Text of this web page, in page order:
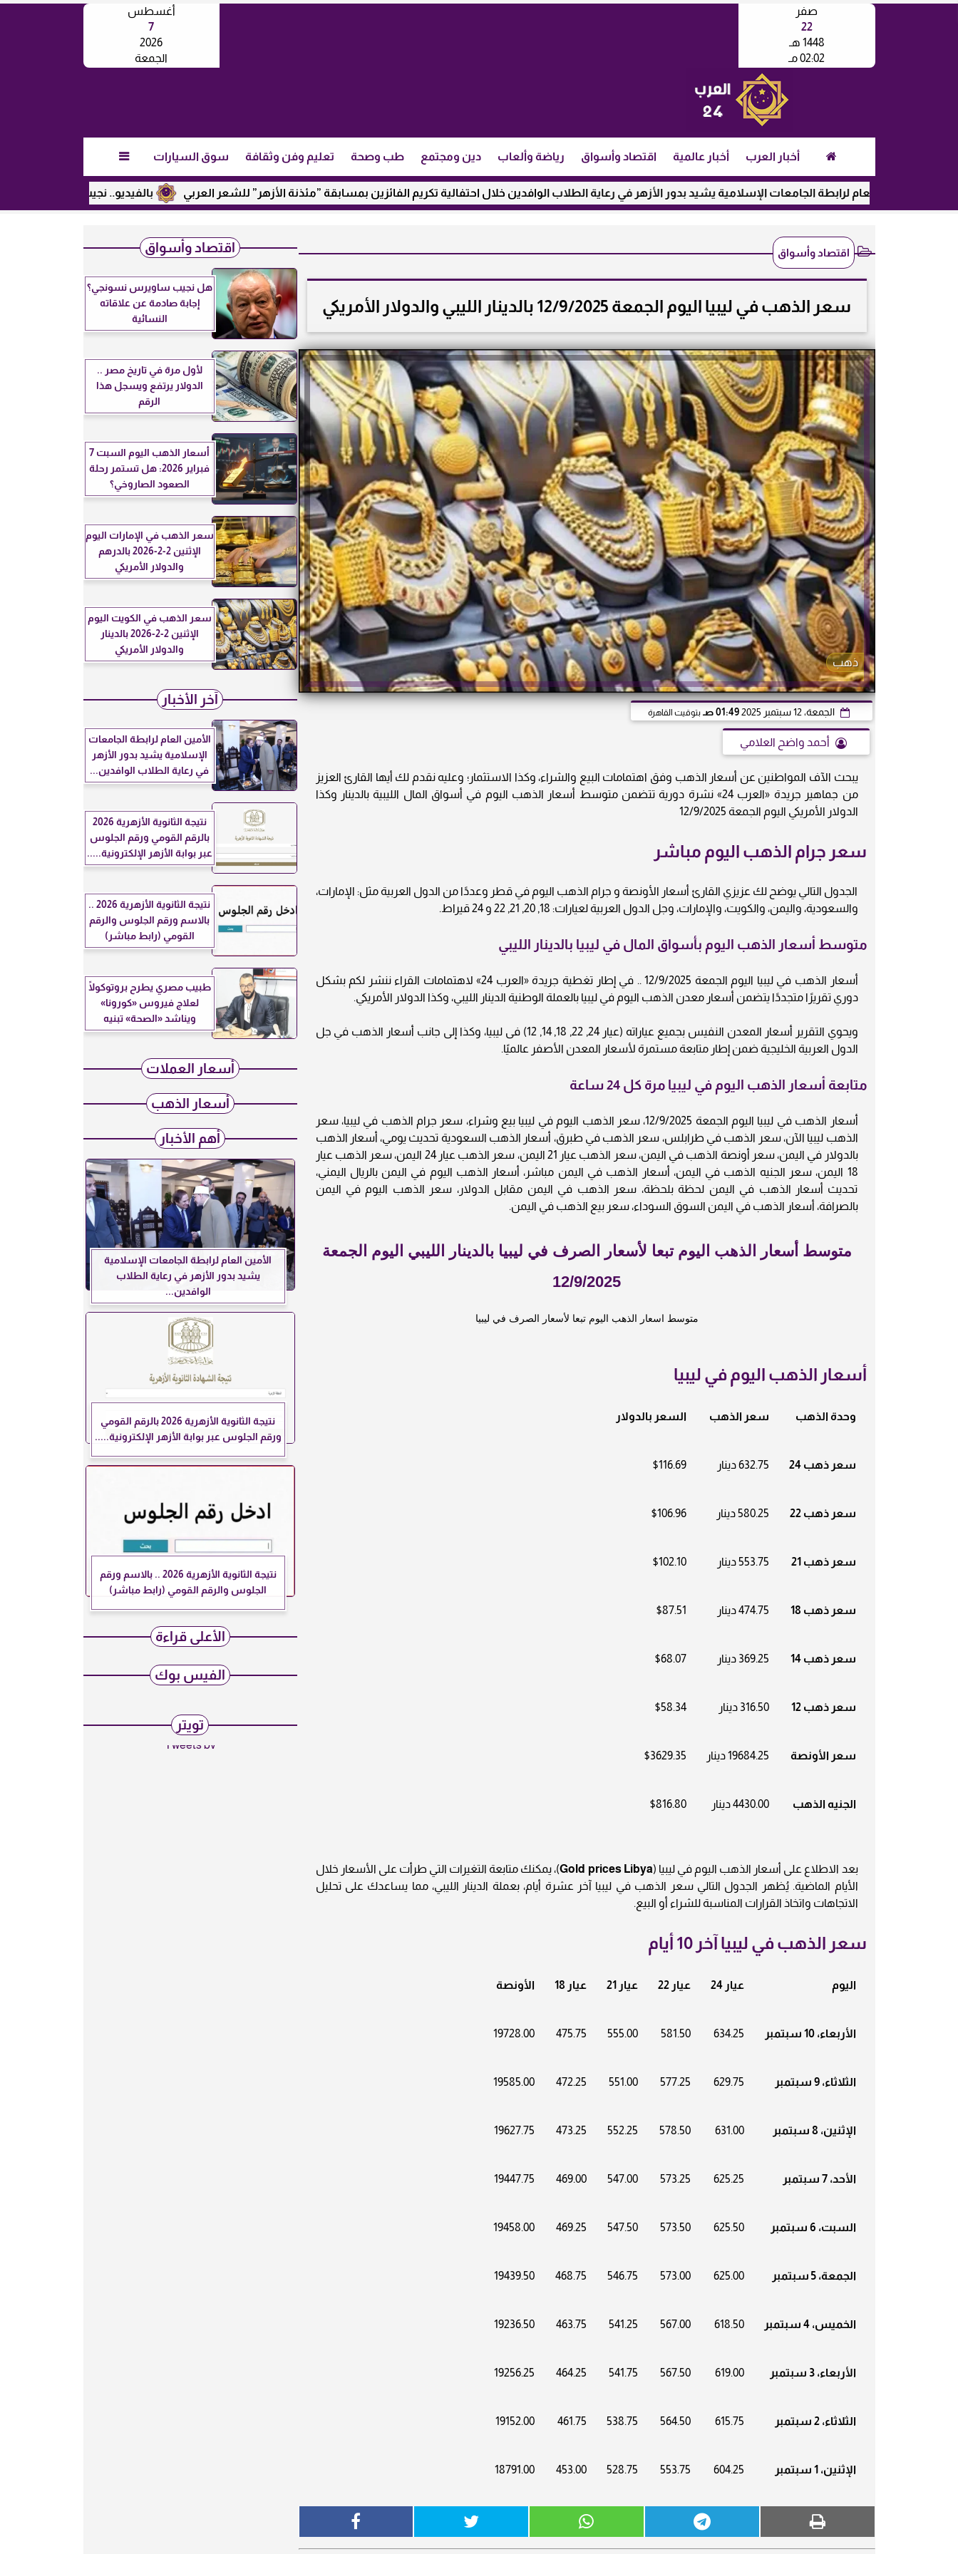
أغسطس
7
2026
الجمعة
صفر
22
1448 هـ
02:02 مـ
أخبار العرب أخبار عالمية اقتصاد وأسواق رياضة وألعاب دين ومجتمع طب وصحة تعليم وفن وثقافة سوق السيارات 
بالفيديو.. نجيب ساويرس يكشف عن رأيه في العام لرابطة الجامعات الإسلامية يشيد بدور الأزهر في رعاية الطلاب الوافدين خلال احتفالية تكريم الفائزين بمسابقة ”مئذنة الأزهر” للشعر العربي
اقتصاد وأسواق
سعر الذهب في ليبيا اليوم الجمعة 12/9/2025 بالدينار الليبي والدولار الأمريكي
ذهب
الجمعة، 12 سبتمبر 2025 01:49 صـ بتوقيت القاهرة
أحمد واضح العلامي
يبحث الآف المواطنين عن أسعار الذهب وفق اهتمامات البيع والشراء، وكذا الاستثمار؛ وعليه نقدم لك أيها القارئ العزيز
من جماهير جريدة «العرب 24» نشرة دورية تتضمن متوسط أسعار الذهب اليوم في أسواق المال الليبية بالدينار وكذا
الدولار الأمريكي اليوم الجمعة 12/9/2025
سعر جرام الذهب اليوم مباشر
الجدول التالي يوضح لك عزيزي القارئ أسعار الأونصة و جرام الذهب اليوم في قطر وعددًا من الدول العربية مثل: الإمارات،
والسعودية، واليمن، والكويت، والإمارات، وجل الدول العربية لعيارات: 18, 20, 21, 22 و 24 قيراط.
متوسط أسعار الذهب اليوم بأسواق المال في ليبيا بالدينار الليبي
أسعار الذهب في ليبيا اليوم الجمعة 12/9/2025 .. في إطار تغطية جريدة «العرب 24» لاهتمامات القراء ننشر لكم بشكل
دوري تقريرًا متجددًا يتضمن أسعار معدن الذهب اليوم في ليبيا بالعملة الوطنية الدينار الليبي، وكذا الدولار الأمريكي.
ويحوي التقرير أسعار المعدن النفيس بجميع عياراته (عيار 24, 22, 18, 14, 12) فى ليبيا، وكذا إلى جانب أسعار الذهب في جل
الدول العربية الخليجية ضمن إطار متابعة مستمرة لأسعار المعدن الأصفر عالميًا.
متابعة أسعار الذهب اليوم في ليبيا مرة كل 24 ساعة
أسعار الذهب في ليبيا اليوم الجمعة 12/9/2025، سعر الذهب اليوم في ليبيا بيع وشراء، سعر جرام الذهب في ليبيا، سعر
الذهب ليبيا الآن، سعر الذهب في طرابلس، سعر الذهب في طبرق، أسعار الذهب السعودية تحديث يومي، أسعار الذهب
بالدولار في اليمن، سعر أونصة الذهب في اليمن، سعر الذهب عيار 21 اليمن، سعر الذهب عيار 24 اليمن، سعر الذهب عيار
18 اليمن، سعر الجنيه الذهب في اليمن، أسعار الذهب في اليمن مباشر، أسعار الذهب اليوم في اليمن بالريال اليمني،
تحديث أسعار الذهب في اليمن لحظة بلحظة، سعر الذهب في اليمن مقابل الدولار، سعر الذهب اليوم في اليمن
بالصرافة، أسعار الذهب في اليمن السوق السوداء، سعر بيع الذهب في اليمن.
متوسط أسعار الذهب اليوم تبعا لأسعار الصرف في ليبيا بالدينار الليبي اليوم الجمعة
12/9/2025
متوسط اسعار الذهب اليوم تبعا لأسعار الصرف في ليبيا
أسعار الذهب اليوم في ليبيا
وحدة الذهب سعر الذهب السعر بالدولار
سعر ذهب 24 632.75 دينار $116.69
سعر ذهب 22 580.25 دينار $106.96
سعر ذهب 21 553.75 دينار $102.10
سعر ذهب 18 474.75 دينار $87.51
سعر ذهب 14 369.25 دينار $68.07
سعر ذهب 12 316.50 دينار $58.34
سعر الأونصة 19684.25 دينار $3629.35
الجنيه الذهب 4430.00 دينار $816.80
بعد الاطلاع على أسعار الذهب اليوم في ليبيا (Gold prices Libya)، يمكنك متابعة التغيرات التي طرأت على الأسعار خلال
الأيام الماضية. يُظهر الجدول التالي سعر الذهب في ليبيا آخر عشرة أيام، بعملة الدينار الليبي، مما يساعدك على تحليل
الاتجاهات واتخاذ القرارات المناسبة للشراء أو البيع.
سعر الذهب في ليبيا آخر 10 أيام
اليوم عيار 24 عيار 22 عيار 21 عيار 18 الأونصة
الأربعاء، 10 سبتمبر 634.25
581.50
555.00
475.75
19728.00
الثلاثاء، 9 سبتمبر 629.75
577.25
551.00
472.25
19585.00
الإثنين، 8 سبتمبر 631.00
578.50
552.25
473.25
19627.75
الأحد، 7 سبتمبر 625.25
573.25
547.00
469.00
19447.75
السبت، 6 سبتمبر 625.50
573.50
547.50
469.25
19458.00
الجمعة، 5 سبتمبر 625.00
573.00
546.75
468.75
19439.50
الخميس، 4 سبتمبر 618.50
567.00
541.25
463.75
19236.50
الأربعاء، 3 سبتمبر 619.00
567.50
541.75
464.25
19256.25
الثلاثاء، 2 سبتمبر 615.75
564.50
538.75
461.75
19152.00
الإثنين، 1 سبتمبر 604.25
553.75
528.75
453.00
18791.00
اقتصاد وأسواق
هل نجيب ساويرس نسونجي؟
إجابة صادمة عن علاقاته
النسائية
لأول مرة في تاريخ مصر ..
الدولار يرتفع ويسجل هذا
الرقم
أسعار الذهب اليوم السبت 7
فبراير 2026: هل تستمر رحلة
الصعود الصاروخي؟
سعر الذهب في الإمارات اليوم
الإثنين 2-2-2026 بالدرهم
والدولار الأمريكي
سعر الذهب في الكويت اليوم
الإثنين 2-2-2026 بالدينار
والدولار الأمريكي
آخر الأخبار
الأمين العام لرابطة الجامعات
الإسلامية يشيد بدور الأزهر
في رعاية الطلاب الوافدين...
نتيجة الثانوية الأزهرية 2026
بالرقم القومي ورقم الجلوس
عبر بوابة الأزهر الإلكترونية.....
نتيجة الثانوية الأزهرية 2026 ..
بالاسم ورقم الجلوس والرقم
القومي (رابط مباشر)
طبيب مصري يطرح بروتوكولًا
لعلاج فيروس «كورونا»
ويناشد «الصحة» تبنيه
أسعار العملات
أسعار الذهب
أهم الأخبار
الأمين العام لرابطة الجامعات الإسلامية
يشيد بدور الأزهر في رعاية الطلاب
الوافدين...
نتيجة الثانوية الأزهرية 2026 بالرقم القومي
ورقم الجلوس عبر بوابة الأزهر الإلكترونية.....
نتيجة الثانوية الأزهرية 2026 .. بالاسم ورقم
الجلوس والرقم القومي (رابط مباشر)
الأعلى قراءة
الفيس بوك
تويتر
Tweets by